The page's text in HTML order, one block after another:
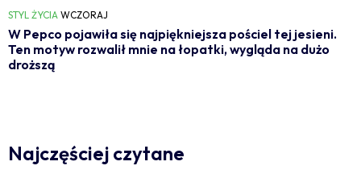
STYL ŻYCIA WCZORAJ
W Pepco pojawiła się najpiękniejsza pościel tej jesieni.
Ten motyw rozwalił mnie na łopatki, wygląda na dużo
droższą
Najczęściej czytane